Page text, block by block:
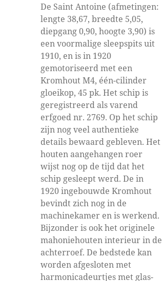
De Saint Antoine (afmetingen:
lengte 38,67, breedte 5,05,
diepgang 0,90, hoogte 3,90) is
een voormalige sleepspits uit
1910, en is in 1920
gemotoriseerd met een
Kromhout M4, één-cilinder
gloeikop, 45 pk. Het schip is
geregistreerd als varend
erfgoed nr. 2769. Op het schip
zijn nog veel authentieke
details bewaard gebleven. Het
houten aangehangen roer
wijst nog op de tijd dat het
schip gesleept werd. De in
1920 ingebouwde Kromhout
bevindt zich nog in de
machinekamer en is werkend.
Bijzonder is ook het originele
mahoniehouten interieur in de
achterroef. De bedstede kan
worden afgesloten met
harmonicadeurtjes met glas-